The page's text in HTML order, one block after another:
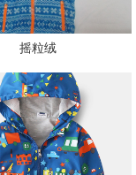
摇粒绒